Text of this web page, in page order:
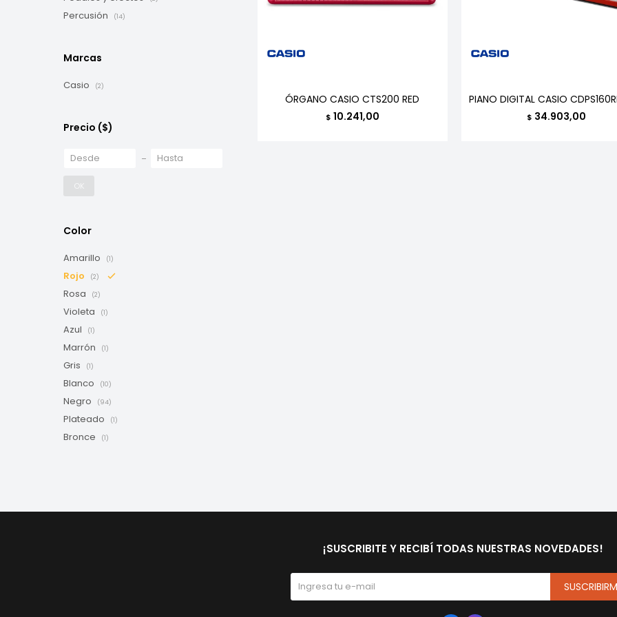
ÓRGANO CASIO CTS200 RED
$ 10.241,00
PIANO DIGITAL CASIO
$ 34.903,00
Percusión (14)
Marcas
Casio (2)
Precio ($)
OK
Color
Amarillo (1)
Rojo (2)
Rosa (2)
Violeta (1)
Azul (1)
Marrón (1)
Gris (1)
Blanco (10)
Negro (94)
Plateado (1)
Bronce (1)
¡SUSCRIBITE Y RECIBÍ TODAS NUESTRAS NOVEDADES!